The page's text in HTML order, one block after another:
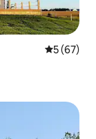
5 (67)